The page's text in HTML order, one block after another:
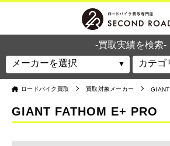
-買取実績を検索-
ロードバイク買取 買取対象メーカー GIANT
GIANT FATHOM E+ PRO